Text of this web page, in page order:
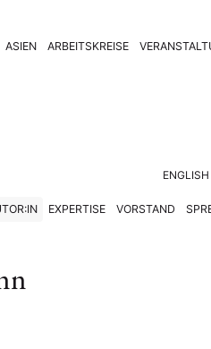
ASIEN ARBEITSKREISE
ENGLISH
EXPERTISE VORSTAND